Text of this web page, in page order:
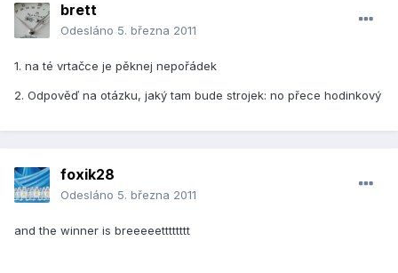
brett
Odesláno 5. března 2011
1. na té vrtačce je pěknej nepořádek
2. Odpověď na otázku, jaký tam bude strojek: no přece hodinkový
foxik28
Odesláno 5. března 2011
and the winner is breeeeetttttttt